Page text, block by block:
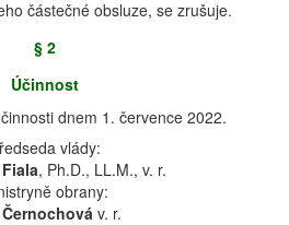
částečné obsluze, se zrušuje.
§ 2
Účinnost
dnem 1. července 2022.
vlády:
Fiala, Ph.D., LL.M., v. r.
obrany:
Černochová v. r.